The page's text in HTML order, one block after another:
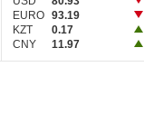
EURO 93.19
KZT
0.17
CNY
11.97